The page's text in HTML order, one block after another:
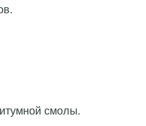
смолы.